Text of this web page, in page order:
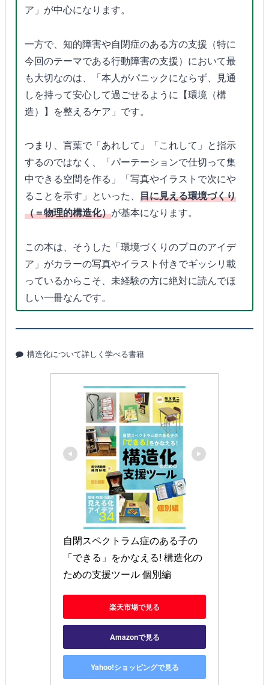
ア」が中心になります。
一方で、知的障害や自閉症のある方の支援（特に
今回のテーマである行動障害の支援）において最
も大切なのは、「本人がパニックにならず、見通
しを持って安心して過ごせるように【環境（構
造）】を整えるケア」です。
つまり、言葉で「あれして」「これして」と指示
するのではなく、「パーテーションで仕切って集
中できる空間を作る」「写真やイラストで次にや
ることを示す」といった、 目に見える環境づくり
（＝物理的構造化）が基本になります。
この本は、そうした「環境づくりのプロのアイデ
ア」がカラーの写真やイラスト付きでギッシリ載
っているからこそ、未経験の方に絶対に読んでほ
しい一冊なんです。
構造化について詳しく学べる書籍
自閉スペクトラム症のある子の
「できる」をかなえる! 構造化の
ための支援ツール 個別編
楽天市場で見る
Amazonで見る
Yahoo!ショッピングで見る